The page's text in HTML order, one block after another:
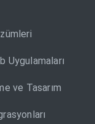
Uygulamaları
ve Tasarım